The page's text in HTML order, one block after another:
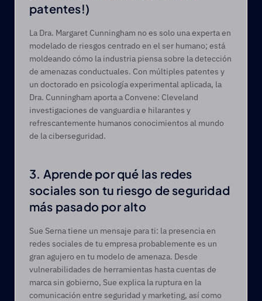
patentes!)
La Dra. Margaret Cunningham no es solo una experta en
modelado de riesgos centrado en el ser humano; está
moldeando cómo la industria piensa sobre la detección
de amenazas conductuales. Con múltiples patentes y
un doctorado en psicología experimental aplicada, la
Dra. Cunningham aporta a Convene: Cleveland
investigaciones de vanguardia e hilarantes y
refrescantemente humanos conocimientos al mundo
de la ciberseguridad.
3. Aprende por qué las redes
sociales son tu riesgo de seguridad
más pasado por alto
Sue Serna tiene un mensaje para ti: la presencia en
redes sociales de tu empresa probablemente es un
gran agujero en tu modelo de amenaza. Desde
vulnerabilidades de herramientas hasta cuentas de
marca sin gobierno, Sue explica la ruptura en la
comunicación entre seguridad y marketing, así como